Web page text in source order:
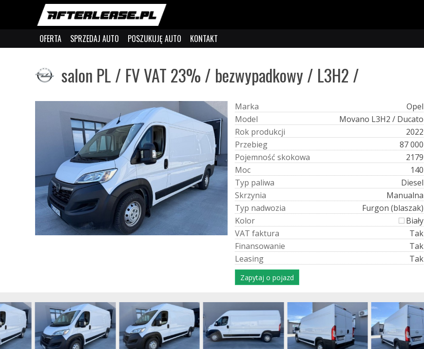
OFERTA SPRZEDAJ AUTO POSZUKUJĘ AUTO KONTAKT
salon PL / FV VAT 23% / bezwypadkowy / L3H2 /
Marka
Opel
Model
Movano L3H2 / Ducato
Rok produkcji
2022
Przebieg
87 000
Pojemność skokowa
2179
Moc
140
Typ paliwa
Diesel
Skrzynia
Manualna
Typ nadwozia
Furgon (blaszak)
Kolor
Biały
VAT faktura
Tak
Finansowanie
Tak
Leasing Tak
Zapytaj o pojazd